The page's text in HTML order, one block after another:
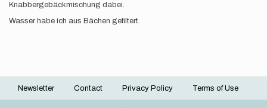
Knabbergebäckmischung dabei.
Wasser habe ich aus Bächen gefiltert.
Footer
Newsletter Contact Privacy Policy Terms of Use